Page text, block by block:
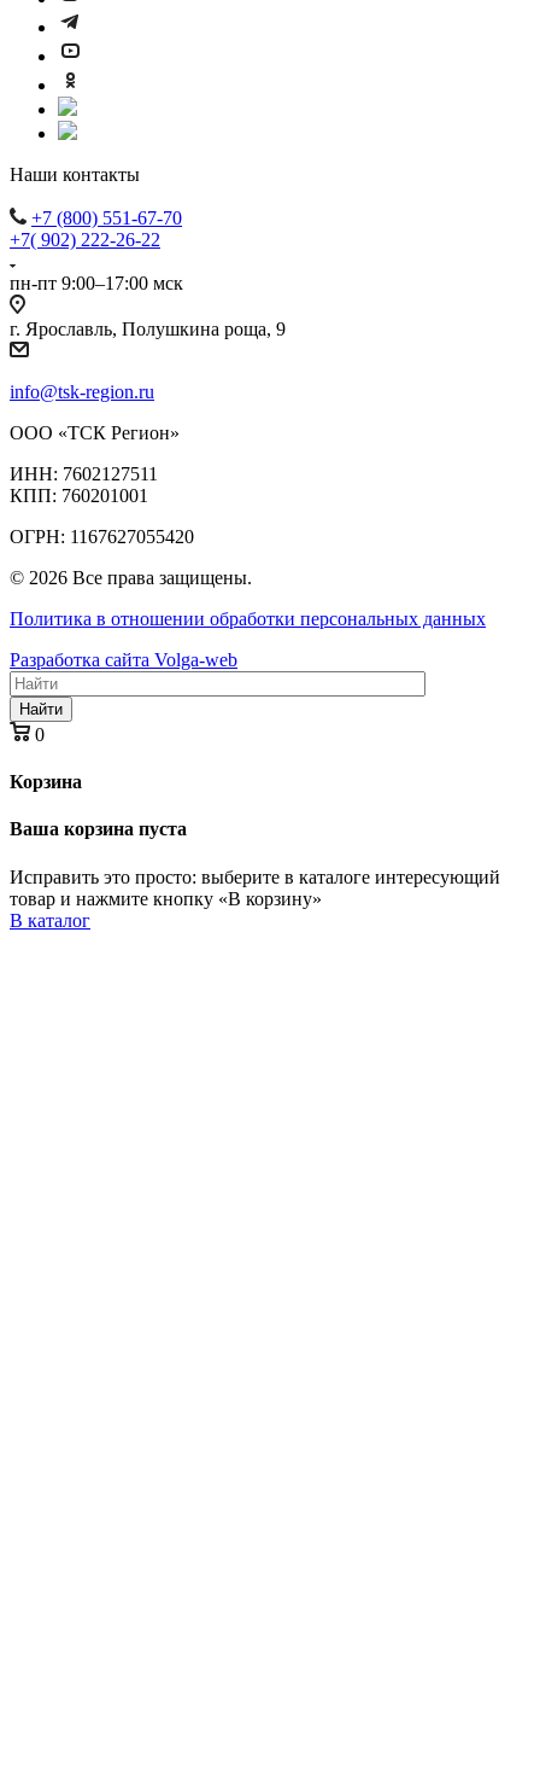
Наши контакты
+7 (800) 551-67-70
+7( 902) 222-26-22
пн-пт 9:00–17:00 мск
г. Ярославль, Полушкина роща, 9
info@tsk-region.ru
ООО «ТСК Регион»
ИНН: 7602127511
КПП: 760201001
ОГРН: 1167627055420
© 2026 Все права защищены.
Политика в отношении обработки персональных данных
Разработка сайта Volga-web
Найти
0
Корзина
Ваша корзина пуста
Исправить это просто: выберите в каталоге интересующий
товар и нажмите кнопку «В корзину»
В каталог